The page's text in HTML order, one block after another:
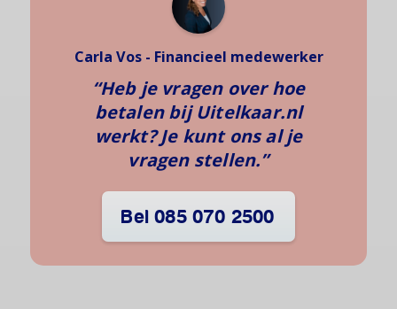
Carla Vos - Financieel medewerker
“Heb je vragen over hoe
betalen bij Uitelkaar.nl
werkt? Je kunt ons al je
vragen stellen.”
Bel 085 070 2500